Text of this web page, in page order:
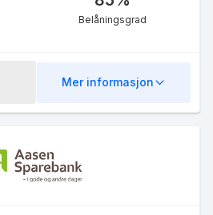
innenfor 85%
eff.rente
Belåningsgrad
Mer informasjon